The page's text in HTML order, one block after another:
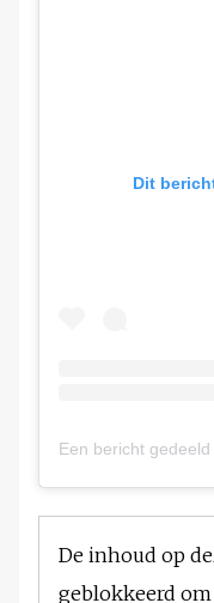
Dit
De inhoud op
geblokkeerd